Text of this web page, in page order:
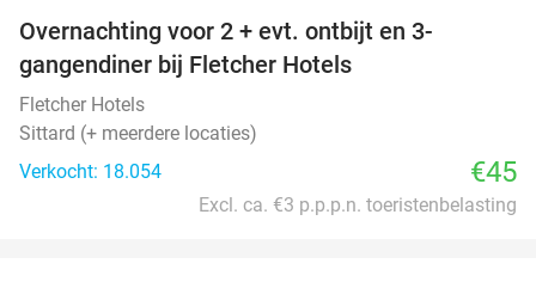
Overnachting voor 2 + evt. ontbijt en 3-
gangendiner bij Fletcher Hotels
Fletcher Hotels
Sittard (+ meerdere locaties)
Verkocht: 18.054
€45
Excl. ca. €3 p.p.p.n. toeristenbelasting